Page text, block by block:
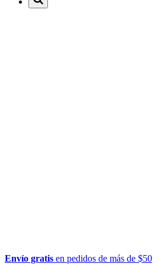
Envío gratis en pedidos de más de $50